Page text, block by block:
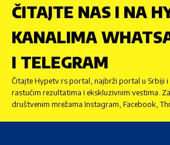
ČITAJTE NAS I NA
KANALIMA
I TELEGRAM
Čitajte Hypetv.rs portal, najbrži portal u Srbiji i
rastućim rezultatima i ekskluzivnim vestima.
društvenim mrežama Instagram, Facebook,